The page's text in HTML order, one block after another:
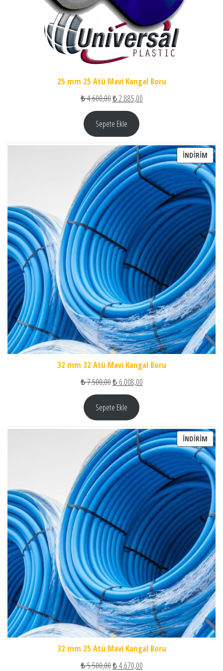
25 mm 25 Atü Mavi Kangal Boru
₺4.600,00Orijinal fiyat: ₺ 4.600,00.
₺2.885,00Şu andaki fiyat: ₺ 2.885,00.
Sepete Ekle
İNDIRIM
32 mm 32 Atü Mavi Kangal Boru
₺7.500,00Orijinal fiyat: ₺ 7.500,00.
₺6.008,00Şu andaki fiyat: ₺ 6.008,00.
Sepete Ekle
İNDIRIM
32 mm 25 Atü Mavi Kangal Boru
₺5.500,00Orijinal fiyat: ₺ 5.500,00.
₺4.670,00Şu andaki fiyat: ₺ 4.670,00.